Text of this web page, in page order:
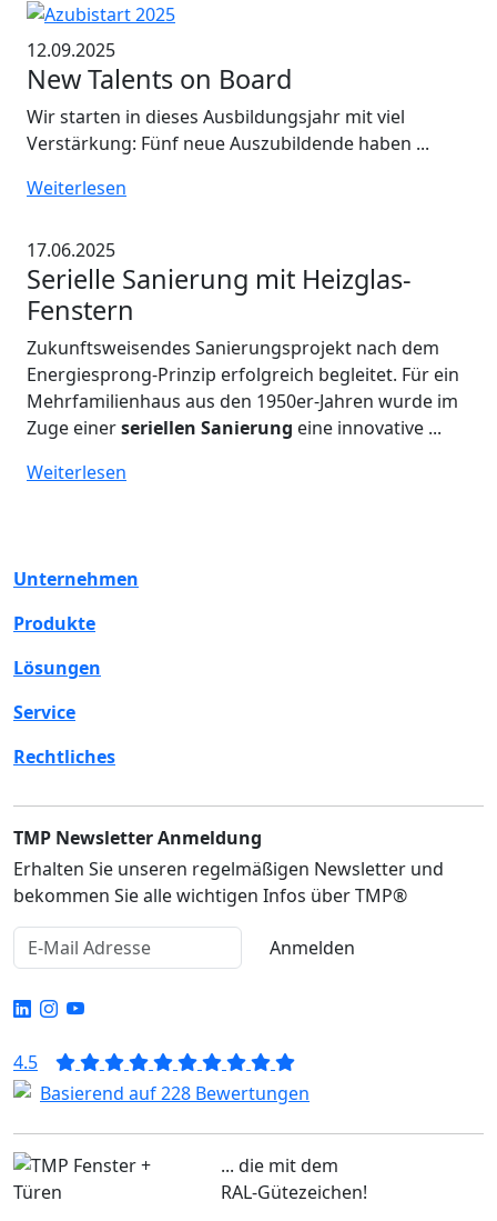
12.09.2025
New Talents on Board
Wir starten in dieses Ausbildungsjahr mit viel
Verstärkung: Fünf neue Auszubildende haben ...
Weiterlesen
17.06.2025
Serielle Sanierung mit Heizglas-
Fenstern
Zukunftsweisendes Sanierungsprojekt nach dem
Energiesprong-Prinzip erfolgreich begleitet. Für ein
Mehrfamilienhaus aus den 1950er-Jahren wurde im
Zuge einerseriellen Sanierung eine innovative ...
Weiterlesen
Unternehmen
Produkte
Lösungen
Service
Rechtliches
TMP Newsletter Anmeldung
Erhalten Sie unseren regelmäßigen Newsletter und
bekommen Sie alle wichtigen Infos über TMP®
Anmelden
4.5
Basierend auf 228 Bewertungen
... die mit dem
RAL-Gütezeichen!